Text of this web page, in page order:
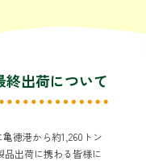
出荷について
徳港から約1,260トン
品出荷に携わる皆様に